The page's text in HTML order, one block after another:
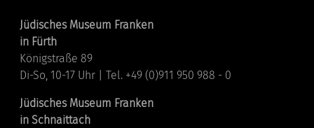
Jüdisches Museum Franken
in Fürth
Königstraße 89
Di-So, 10-17 Uhr | Tel. +49 (0)911 950 988 - 0
Jüdisches Museum Franken
in Schnaittach